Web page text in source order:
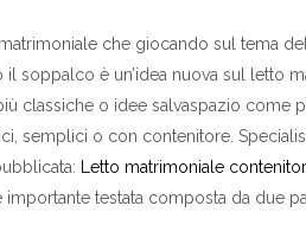
che giocando sul tema
è un’idea nuova sul letto
classiche o idee salvaspazio come
semplici o con contenitore.
Letto matrimoniale
testata composta da due